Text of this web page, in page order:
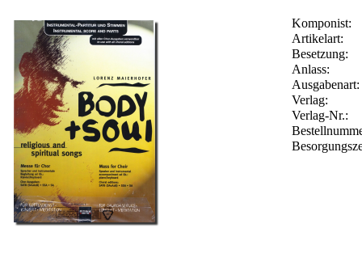
Komponist:
Artikelart:
Besetzung:
Anlass:
Ausgabenart:
Verlag:
Verlag-Nr.: